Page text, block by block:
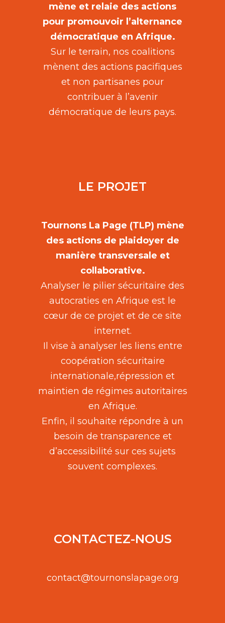
mène et relaie des actions
pour promouvoir l’alternance
démocratique en Afrique.
Sur le terrain, nos coalitions
mènent des actions pacifiques
et non partisanes pour
contribuer à l’avenir
démocratique de leurs pays.
LE PROJET
Tournons La Page (TLP) mène
des actions de plaidoyer de
manière transversale et
collaborative.
Analyser le pilier sécuritaire des
autocraties en Afrique est le
cœur de ce projet et de ce site
internet.
Il vise à analyser les liens entre
coopération sécuritaire
internationale,répression et
maintien de régimes autoritaires
en Afrique.
Enfin, il souhaite répondre à un
besoin de transparence et
d’accessibilité sur ces sujets
souvent complexes.
CONTACTEZ-NOUS
contact@tournonslapage.org